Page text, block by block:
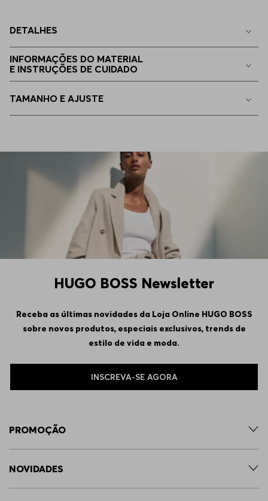
EP - XS Indisponível
EEGG Indisponível
DETALHES
INFORMAÇÕES DO MATERIAL
E INSTRUÇÕES DE CUIDADO
TAMANHO E AJUSTE
HUGO BOSS Newsletter
Receba as últimas novidades da Loja Online HUGO BOSS
sobre novos produtos, especiais exclusivos, trends de
estilo de vida e moda.
INSCREVA-SE AGORA
PROMOÇÃO
NOVIDADES